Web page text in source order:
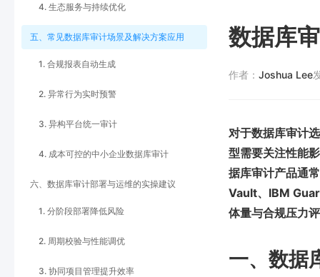
4. 生态服务与持续优化
五、常见数据库审计场景及解决方案应用
1. 合规报表自动生成
2. 异常行为实时预警
3. 异构平台统一审计
4. 成本可控的中小企业数据库审计
六、数据库审计部署与运维的实操建议
1. 分阶段部署降低风险
2. 周期校验与性能调优
3. 协同项目管理提升效率
数据库
作者： Joshua Lee
对于数据库审计
型需要关注性能
据库审计产品通
Vault、IBM
体量与合规压力
一、数据